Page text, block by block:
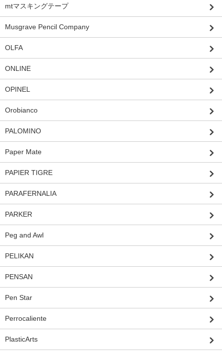
mtマスキングテープ
Musgrave Pencil Company
OLFA
ONLINE
OPINEL
Orobianco
PALOMINO
Paper Mate
PAPIER TIGRE
PARAFERNALIA
PARKER
Peg and Awl
PELIKAN
PENSAN
Pen Star
Perrocaliente
PlasticArts